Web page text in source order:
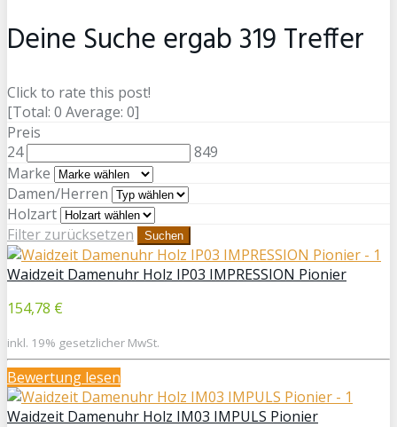
Deine Suche ergab319Treffer
Click to rate this post!
[Total: 0 Average: 0]
Preis
24
849
Marke
Damen/Herren
Holzart
Filter zurücksetzen
Suchen
Waidzeit Damenuhr Holz IP03 IMPRESSION Pionier
154,78 €
inkl. 19% gesetzlicher MwSt.
Bewertung lesen
Waidzeit Damenuhr Holz IM03 IMPULS Pionier